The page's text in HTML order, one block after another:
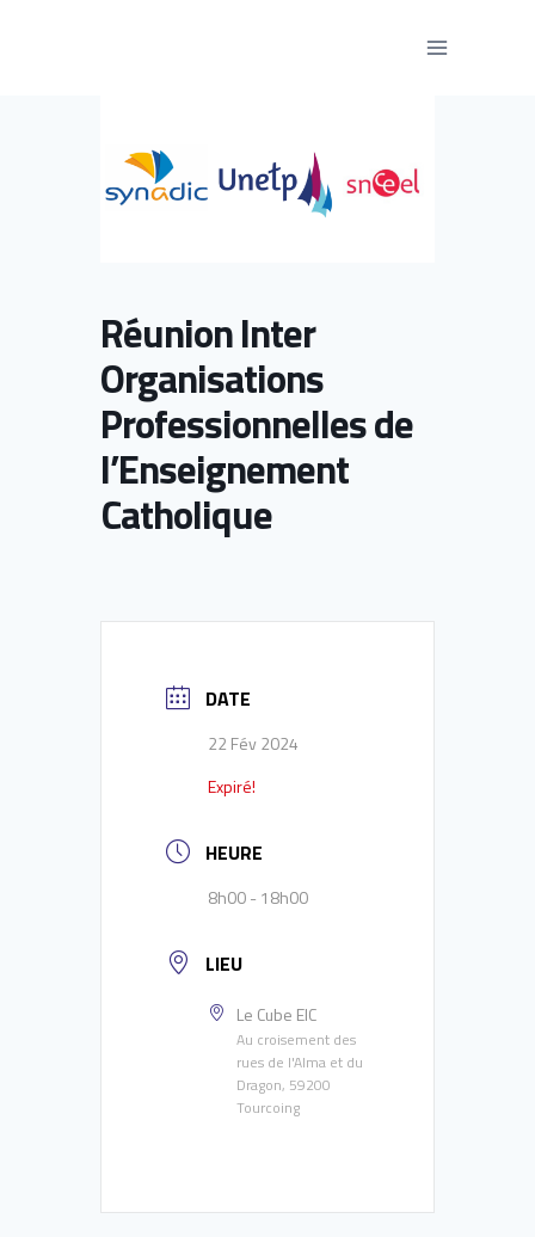
Réunion Inter
Organisations
Professionnelles de
l’Enseignement
Catholique
DATE
22 Fév 2024
Expiré!
HEURE
8h00 - 18h00
LIEU
Le Cube EIC
Au croisement des
rues de l'Alma et du
Dragon, 59200
Tourcoing